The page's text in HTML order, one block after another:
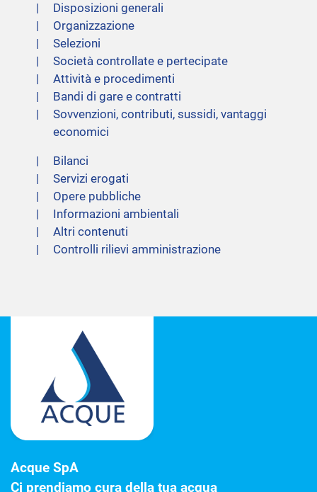
Disposizioni generali
Organizzazione
Selezioni
Società controllate e pertecipate
Attività e procedimenti
Bandi di gare e contratti
Sovvenzioni, contributi, sussidi, vantaggi
economici
Bilanci
Servizi erogati
Opere pubbliche
Informazioni ambientali
Altri contenuti
Controlli rilievi amministrazione
Acque SpA
Ci prendiamo cura della tua acqua